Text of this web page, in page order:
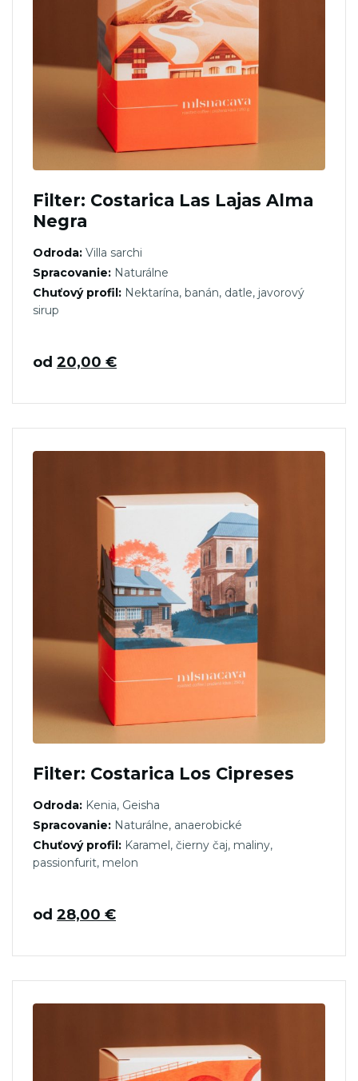
Filter: Costarica Las Lajas Alma
Negra
Odroda: Villa sarchi
Spracovanie: Naturálne
Chuťový profil: Nektarína, banán, datle, javorový
sirup
od 20,00 €
Filter: Costarica Los Cipreses
Odroda: Kenia, Geisha
Spracovanie: Naturálne, anaerobické
Chuťový profil: Karamel, čierny čaj, maliny,
passionfurit, melon
od 28,00 €